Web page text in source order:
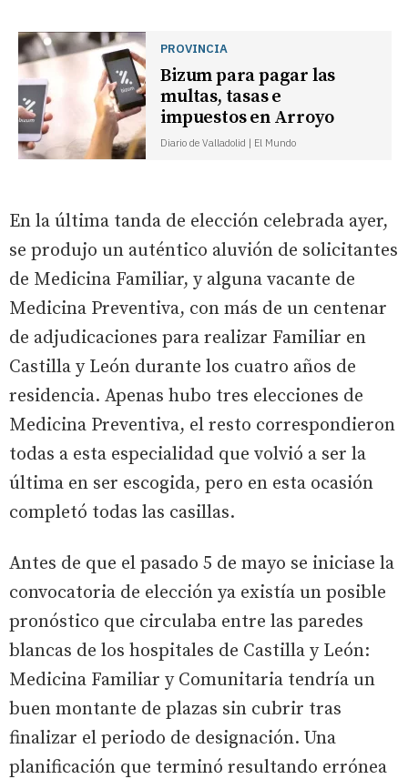
PROVINCIA
Bizum para pagar las
multas, tasas e
impuestos en Arroyo
Diario de Valladolid | El Mundo
En la última tanda de elección celebrada ayer,
se produjo un auténtico aluvión de solicitantes
de Medicina Familiar, y alguna vacante de
Medicina Preventiva, con más de un centenar
de adjudicaciones para realizar Familiar en
Castilla y León durante los cuatro años de
residencia. Apenas hubo tres elecciones de
Medicina Preventiva, el resto correspondieron
todas a esta especialidad que volvió a ser la
última en ser escogida, pero en esta ocasión
completó todas las casillas.
Antes de que el pasado 5 de mayo se iniciase la
convocatoria de elección ya existía un posible
pronóstico que circulaba entre las paredes
blancas de los hospitales de Castilla y León:
Medicina Familiar y Comunitaria tendría un
buen montante de plazas sin cubrir tras
finalizar el periodo de designación. Una
planificación que terminó resultando errónea